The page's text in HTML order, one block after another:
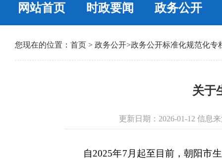
网站首页 时政要闻 政务公开
您现在的位置： 首页 > 政务公开>政务公开标准化规范化专
关于
更新日期：2026-01-12 信息
自2025年7月起至目前，朝阳市生